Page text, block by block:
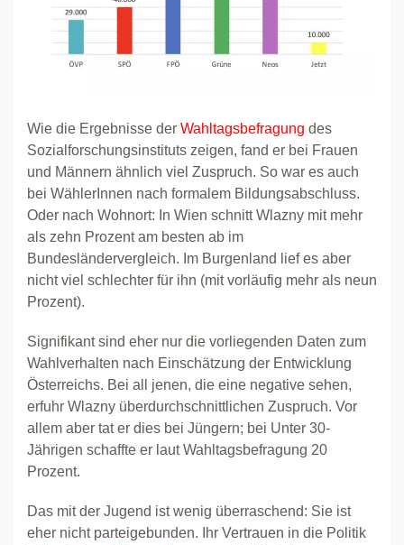
Wie die Ergebnisse der Wahltagsbefragung des
Sozialforschungsinstituts zeigen, fand er bei Frauen
und Männern ähnlich viel Zuspruch. So war es auch
bei WählerInnen nach formalem Bildungsabschluss.
Oder nach Wohnort: In Wien schnitt Wlazny mit mehr
als zehn Prozent am besten ab im
Bundesländervergleich. Im Burgenland lief es aber
nicht viel schlechter für ihn (mit vorläufig mehr als neun
Prozent).
Signifikant sind eher nur die vorliegenden Daten zum
Wahlverhalten nach Einschätzung der Entwicklung
Österreichs. Bei all jenen, die eine negative sehen,
erfuhr Wlazny überdurchschnittlichen Zuspruch. Vor
allem aber tat er dies bei Jüngern; bei Unter 30-
Jährigen schaffte er laut Wahltagsbefragung 20
Prozent.
Das mit der Jugend ist wenig überraschend: Sie ist
eher nicht parteigebunden. Ihr Vertrauen in die Politik